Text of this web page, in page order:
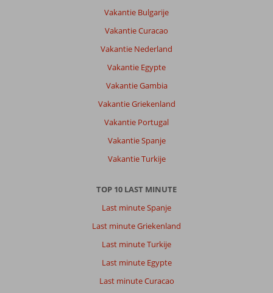
Vakantie Bulgarije
Vakantie Curacao
Vakantie Nederland
Vakantie Egypte
Vakantie Gambia
Vakantie Griekenland
Vakantie Portugal
Vakantie Spanje
Vakantie Turkije
TOP 10 LAST MINUTE
Last minute Spanje
Last minute Griekenland
Last minute Turkije
Last minute Egypte
Last minute Curacao